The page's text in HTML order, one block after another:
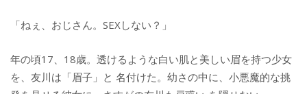
「ねぇ、おじさん。SEXしない？」
年の頃17、18歳。透けるような白い肌と美しい眉を持つ少女
を、友川は「眉子」と 名付けた。幼さの中に、小悪魔的な挑